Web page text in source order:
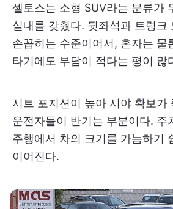
셀토스는 소형 SUV라는 분류가
실내를 갖췄다. 뒷좌석과 트렁크
손꼽히는 수준이어서, 혼자는 물
타기에도 부담이 적다는 평이 많
시트 포지션이 높아 시야 확보가
운전자들이 반기는 부분이다. 주
주행에서 차의 크기를 가늠하기
이어진다.